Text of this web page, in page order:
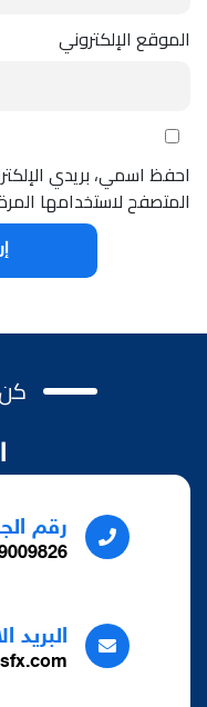
الموقع الإلكتروني
احفظ اسمي، بريدي
المتصفح لاستخدامها
رقم
البريد